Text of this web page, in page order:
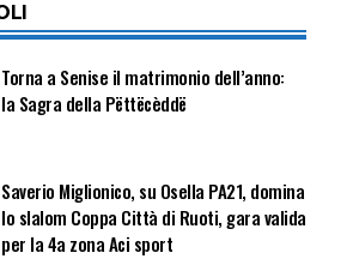
Torna a Senise il matrimonio dell’anno:
la Sagra della Pëttëcèddë
Saverio Miglionico, su Osella PA21, domina
lo slalom Coppa Città di Ruoti, gara valida
per la 4a zona Aci sport